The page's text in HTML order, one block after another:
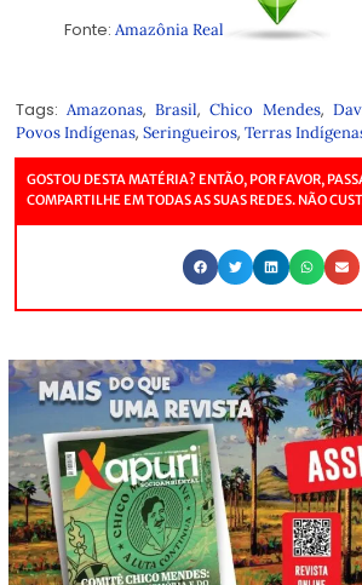
Fonte: Amazônia Real
Tags:Amazonas,Brasil,Chico Mendes,
Povos Indígenas, Seringueiros, Terras
GOSTOU DESTA MATÉRIA? ENTÃO, POR FAVOR,
COMPARTILHE EM TODAS AS SUAS REDES. NÃO